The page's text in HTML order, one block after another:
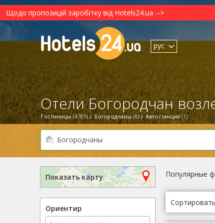
Щодо пропозицій заробітку від Hotels24.ua -->
рус
Гостиницы (4785) Богородчаны (8) Автостанция (1)
Отели Богородчан
Показать карту
Ориентир
Популярные